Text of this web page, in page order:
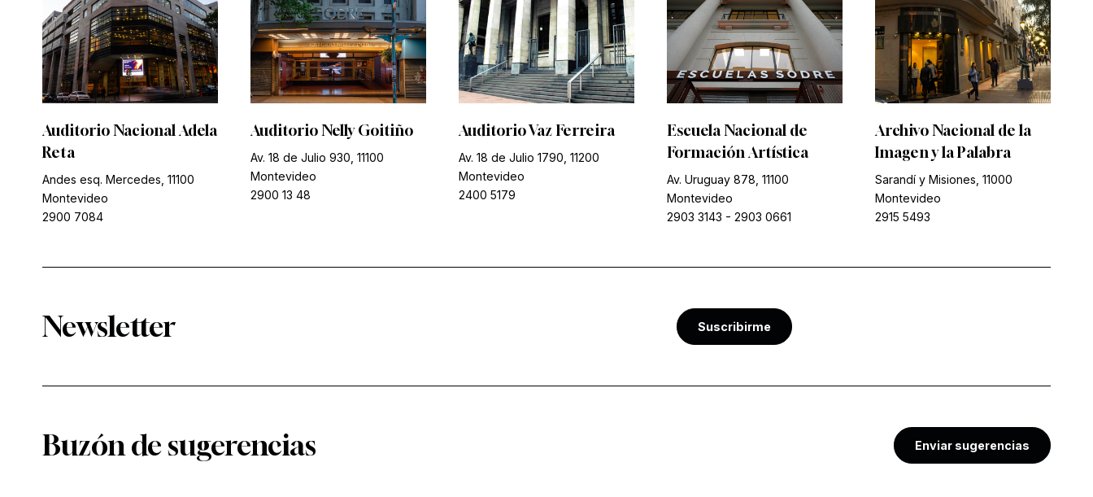
Auditorio Nacional Adela
Reta
Andes esq. Mercedes, 11100
Montevideo
2900 7084
Auditorio Nelly Goitiño
Av. 18 de Julio 930, 11100
Montevideo
2900 13 48
Auditorio Vaz Ferreira
Av. 18 de Julio 1790, 11200
Montevideo
2400 5179
Escuela Nacional de
Formación Artística
Av. Uruguay 878, 11100
Montevideo
2903 3143 - 2903 0661
Archivo Nacional de la
Imagen y la Palabra
Sarandí y Misiones, 11000
Montevideo
2915 5493
Newsletter Suscribirme
Buzón de sugerencias Enviar sugerencias